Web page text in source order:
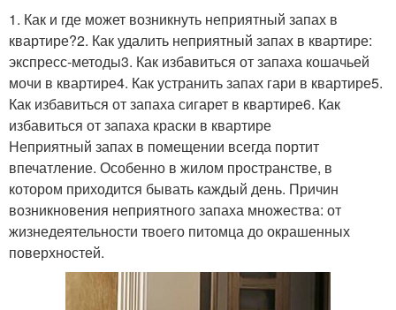
1. Как и где может возникнуть неприятный запах в
квартире?2. Как удалить неприятный запах в квартире:
экспресс-методы3. Как избавиться от запаха кошачьей
мочи в квартире4. Как устранить запах гари в квартире5.
Как избавиться от запаха сигарет в квартире6. Как
избавиться от запаха краски в квартире
Неприятный запах в помещении всегда портит
впечатление. Особенно в жилом пространстве, в
котором приходится бывать каждый день. Причин
возникновения неприятного запаха множества: от
жизнедеятельности твоего питомца до окрашенных
поверхностей.